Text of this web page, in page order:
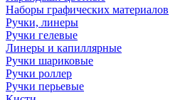
Наборы графических материалов
Ручки, линеры
Ручки гелевые
Линеры и капиллярные
Ручки шариковые
Ручки роллер
Ручки перьевые